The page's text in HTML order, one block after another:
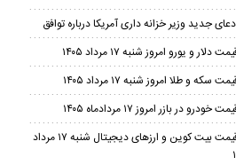
جدید وزیر خزانه داری آمریکا درباره توافق
دلار و یورو امروز شنبه ۱۷ مرداد ۱۴۰۵
سکه و طلا امروز شنبه ۱۷ مرداد ۱۴۰۵
خودرو در بازر امروز ۱۷ مردادماه ۱۴۰۵
قیمت بیت کوین و ارز‌های دیجیتال شنبه ۱۷ مرداد